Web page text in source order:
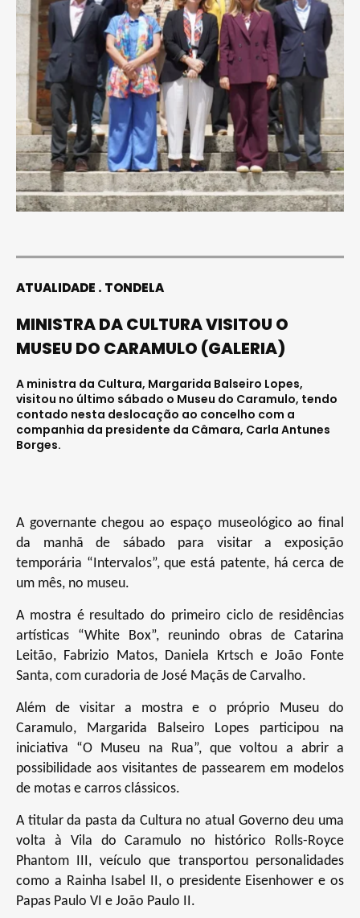
ATUALIDADE TONDELA
MINISTRA DA CULTURA VISITOU O
MUSEU DO CARAMULO (GALERIA)
A ministra da Cultura, Margarida Balseiro Lopes,
visitou no último sábado o Museu do Caramulo, tendo
contado nesta deslocação ao concelho com a
companhia da presidente da Câmara, Carla Antunes
Borges.
A governante chegou ao espaço museológico ao final
da manhã de sábado para visitar a exposição
temporária “Intervalos”, que está patente, há cerca de
um mês, no museu.
A mostra é resultado do primeiro ciclo de residências
artísticas “White Box”, reunindo obras de Catarina
Leitão, Fabrizio Matos, Daniela Krtsch e João Fonte
Santa, com curadoria de José Maçãs de Carvalho.
Além de visitar a mostra e o próprio Museu do
Caramulo, Margarida Balseiro Lopes participou na
iniciativa “O Museu na Rua”, que voltou a abrir a
possibilidade aos visitantes de passearem em modelos
de motas e carros clássicos.
A titular da pasta da Cultura no atual Governo deu uma
volta à Vila do Caramulo no histórico Rolls-Royce
Phantom III, veículo que transportou personalidades
como a Rainha Isabel II, o presidente Eisenhower e os
Papas Paulo VI e João Paulo II.